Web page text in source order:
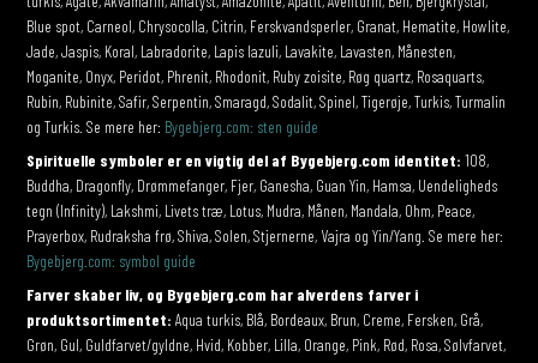
Blue spot, Carneol, Chrysocolla, Citrin, Ferskvandsperler, Granat, Hematite, Howlite,
Jade, Jaspis, Koral, Labradorite, Lapis lazuli, Lavakite, Lavasten, Månesten,
Moganite, Onyx, Peridot, Phrenit, Rhodonit, Ruby zoisite, Røg quartz, Rosaquarts,
Rubin, Rubinite, Safir, Serpentin, Smaragd, Sodalit, Spinel, Tigerøje, Turkis, Turmalin
og Turkis. Se mere her: Bygebjerg.com: sten guide
Spirituelle symboler er en vigtig del af Bygebjerg.com identitet: 108,
Buddha, Dragonfly, Drømmefanger, Fjer, Ganesha, Guan Yin, Hamsa, Uendeligheds
tegn (Infinity), Lakshmi, Livets træ, Lotus, Mudra, Månen, Mandala, Ohm, Peace,
Prayerbox, Rudraksha frø, Shiva, Solen, Stjernerne, Vajra og Yin/Yang. Se mere her:
Bygebjerg.com: symbol guide
Farver skaber liv, og Bygebjerg.com har alverdens farver i
produktsortimentet: Aqua turkis, Blå, Bordeaux, Brun, Creme, Fersken, Grå,
Grøn, Gul, Guldfarvet/gyldne, Hvid, Kobber, Lilla, Orange, Pink, Rød, Rosa, Sølvfarvet,